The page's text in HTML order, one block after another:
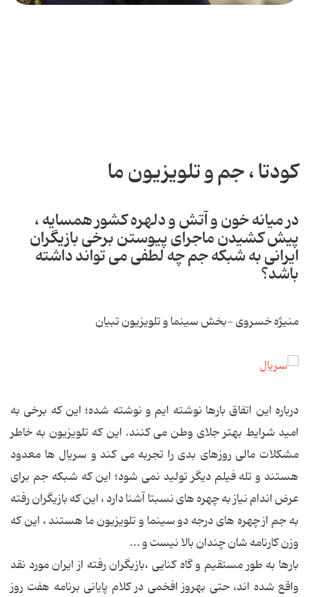
کودتا ، جم و تلویزیون ما
در میانه خون و آتش و دلهره کشور همسایه ،
پیش کشیدن ماجرای پیوستن برخی بازیگران
ایرانی به شبکه جم چه لطفی می تواند داشته
باشد؟
منیژه خسروی -بخش سینما و تلویزیون تبیان
درباره این اتفاق بارها نوشته ایم و نوشته شده؛ این که برخی به
امید شرایط بهتر جلای وطن می کنند. این که تلویزیون به خاطر
مشکلات مالی روزهای بدی را تجربه می کند و سریال ها معدود
هستند و تله فیلم دیگر تولید نمی شود؛ این که شبکه جم برای
عرض اندام نیاز به چهره های نسبتا آشنا دارد ، این که بازیگران رفته
به جم از چهره های درجه دو سینما و تلویزیون ما هستند ، این که
وزن کارنامه شان چندان بالا نیست و ...
بارها به طور مستقیم و گاه کنایی ،بازیگران رفته از ایران مورد نقد
واقع شده اند، حتی بهروز افخمی در کلام پایانی برنامه هفت روز